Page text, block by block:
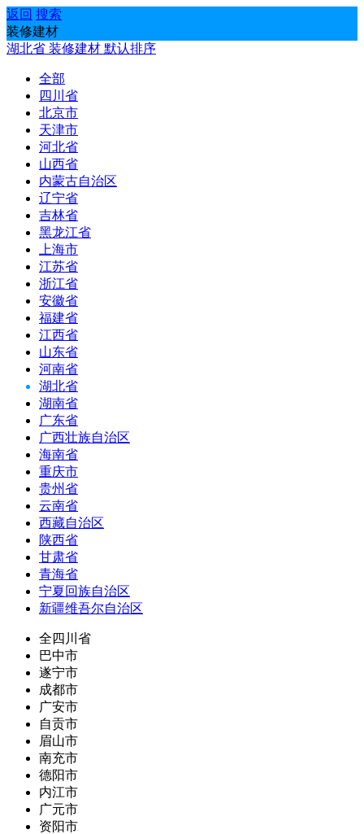
返回 搜索
装修建材
湖北省 装修建材 默认排序
全部
四川省
北京市
天津市
河北省
山西省
内蒙古自治区
辽宁省
吉林省
黑龙江省
上海市
江苏省
浙江省
安徽省
福建省
江西省
山东省
河南省
湖北省
湖南省
广东省
广西壮族自治区
海南省
重庆市
贵州省
云南省
西藏自治区
陕西省
甘肃省
青海省
宁夏回族自治区
新疆维吾尔自治区
全四川省
巴中市
遂宁市
成都市
广安市
自贡市
眉山市
南充市
德阳市
内江市
广元市
资阳市